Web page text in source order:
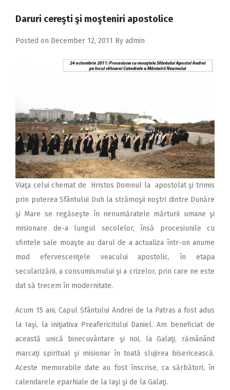
2017
2016
2012
2011
2010
2009
Daruri cereşti şi moşteniri apostolice
Posted on December 12, 2011 By admin
Viaţa celui chemat de Hristos Domnul la apostolat şi trimis
prin puterea Sfântului Duh la strămoşii noştri dintre Dunăre
şi Mare se regăseşte în nenumăratele mărturii umane şi
misionare de-a lungul secolelor, însă procesiunile cu
sfintele sale moaşte au darul de a actualiza într-un anume
mod efervescenţele veacului apostolic, în etapa
secularizării, a consumismului şi a crizelor, prin care ne este
dat să trecem în modernitate.
Acum 15 ani, Capul Sfântului Andrei de la Patras a fost adus
la Iaşi, la iniţiativa Preafericitului Daniel. Am beneficiat de
această unică binecuvântare şi noi, la Galaţi, rămânând
marcaţi spiritual şi misionar în toată slujirea bisericească.
Aceste memorabile date au fost înscrise, ca sărbători, în
calendarele eparhiale de la Iaşi şi de la Galaţi.